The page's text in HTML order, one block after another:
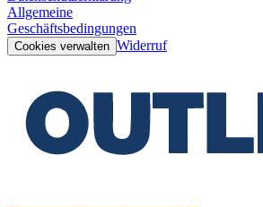
Allgemeine
Geschäftsbedingungen
Cookies verwalten Widerruf